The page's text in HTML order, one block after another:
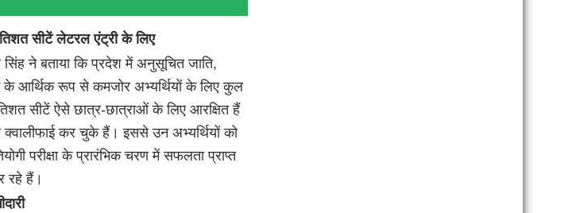
सीटें लेटरल एंट्री के लिए
ने बताया कि प्रदेश में अनुसूचित जाति,
के आर्थिक रूप से कमजोर अभ्यर्थियों के लिए कुल
सीटें ऐसे छात्र-छात्राओं के लिए आरक्षित हैं
क्वालीफाई कर चुके हैं। इससे उन अभ्यर्थियों को
परीक्षा के प्रारंभिक चरण में सफलता प्राप्त
रहे हैं।